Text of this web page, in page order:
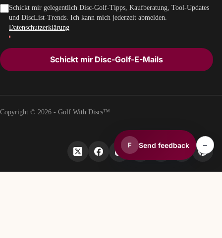
Schickt mir gelegentlich Disc-Golf-Tipps, Kaufberatung, Tool-Updates
und DiscList-Trends. Ich kann mich jederzeit abmelden.
Datenschutzerklärung
Schickt mir Disc-Golf-E-Mails
Copyright © 2026 - Golf With Discs™
F Send feedback –